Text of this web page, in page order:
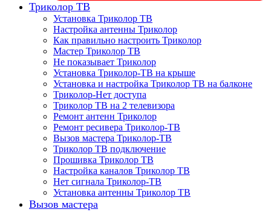
Триколор ТВ
Установка Триколор ТВ
Настройка антенны Триколор
Как правильно настроить Триколор
Мастер Триколор ТВ
Не показывает Триколор
Установка Триколор-ТВ на крыше
Установка и настройка Триколор ТВ на балконе
Триколор-Нет доступа
Триколор ТВ на 2 телевизора
Ремонт антенн Триколор
Ремонт ресивера Триколор-ТВ
Вызов мастера Триколор-ТВ
Триколор ТВ подключение
Прошивка Триколор ТВ
Настройка каналов Триколор ТВ
Нет сигнала Триколор-ТВ
Установка антенны Триколор ТВ
Вызов мастера